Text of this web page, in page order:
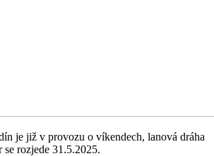
je již v provozu o víkendech, lanová dráha
rozjede 31.5.2025.